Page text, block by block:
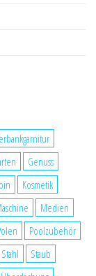
Genuss
Kosmetik
Medien
Poolzubehör
Stahl
Staub